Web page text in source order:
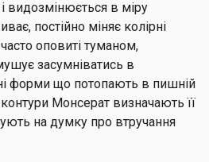
видозмінюється в міру
постійно міняє колірні
оповиті туманом,
засумніватись в
форми що потопають в пишній
Монсерат визначають її
на думку про втручання